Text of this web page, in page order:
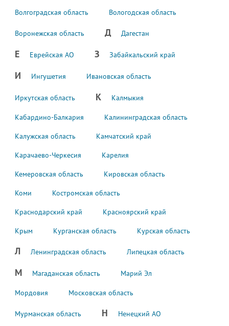
Волгоградская область Вологодская область
Воронежская область Д Дагестан
Е Еврейская АО З Забайкальский край
И Ингушетия Ивановская область
Иркутская область К Калмыкия
Кабардино-Балкария Калининградская область
Калужская область Камчатский край
Карачаево-Черкесия Карелия
Кемеровская область Кировская область
Коми Костромская область
Краснодарский край Красноярский край
Крым Курганская область Курская область
Л Ленинградская область Липецкая область
М Магаданская область Марий Эл
Мордовия Московская область
Мурманская область Н Ненецкий АО